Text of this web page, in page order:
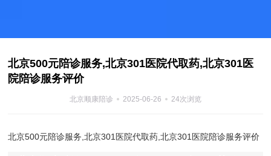
北京500元陪诊服务,北京301医院代取药,北京301医
院陪诊服务评价
北京顺康陪诊 2025-06-26 24次浏览
北京500元陪诊服务,北京301医院代取药,北京301医院陪诊服务评价